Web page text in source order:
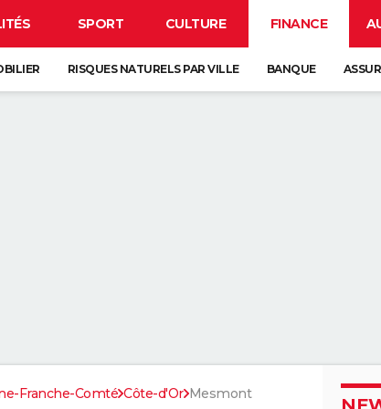
SPORT CULTURE FINANCE
RISQUES NATURELS PAR VILLE BANQUE
Franche-Comté Côte-d'Or Mesmont